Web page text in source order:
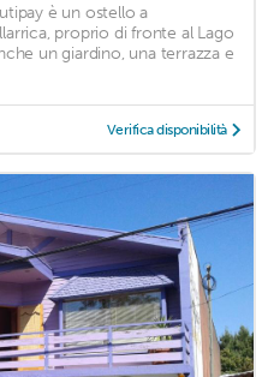
è un ostello a
proprio di fronte al Lago
un giardino, una terrazza e
Verifica disponibilità